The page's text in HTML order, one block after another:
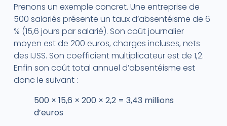
Prenons un exemple concret. Une entreprise de
500 salariés présente un taux d’absentéisme de 6
% (15,6 jours par salarié). Son coût journalier
moyen est de 200 euros, charges incluses, nets
des IJSS. Son coefficient multiplicateur est de 1,2.
Enfin son coût total annuel d’absentéisme est
donc le suivant :
500 × 15,6 × 200 × 2,2 = 3,43 millions
d’euros